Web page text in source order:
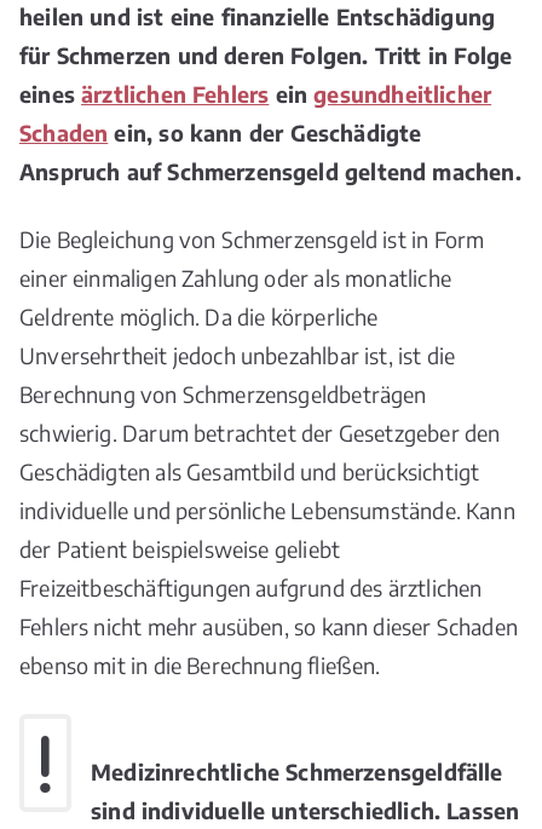
heilen und ist eine finanzielle Entschädigung
für Schmerzen und deren Folgen. Tritt in Folge
einesärztlichen Fehlers eingesundheitlicher
Schaden ein, so kann der Geschädigte
Anspruch auf Schmerzensgeld geltend machen.
Die Begleichung von Schmerzensgeld ist in Form
einer einmaligen Zahlung oder als monatliche
Geldrente möglich. Da die körperliche
Unversehrtheit jedoch unbezahlbar ist, ist die
Berechnung von Schmerzensgeldbeträgen
schwierig. Darum betrachtet der Gesetzgeber den
Geschädigten als Gesamtbild und berücksichtigt
individuelle und persönliche Lebensumstände. Kann
der Patient beispielsweise geliebt
Freizeitbeschäftigungen aufgrund des ärztlichen
Fehlers nicht mehr ausüben, so kann dieser Schaden
ebenso mit in die Berechnung fließen.
Medizinrechtliche Schmerzensgeldfälle
sind individuelle unterschiedlich. Lassen